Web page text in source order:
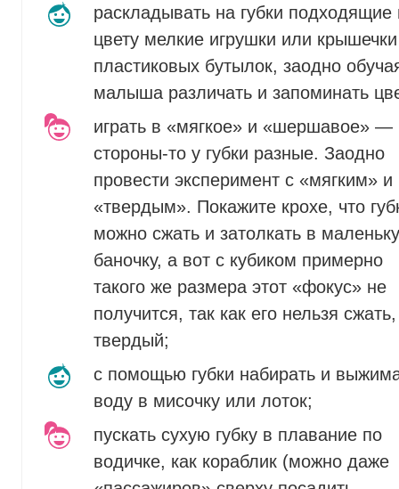
раскладывать на губки подходящие
цвету мелкие игрушки или
пластиковых бутылок, заодно
малыша различать и запоминать
играть в «мягкое» и «шершавое» —
стороны-то у губки разные. Заодно
провести эксперимент с «мягким» и
«твердым». Покажите крохе, что
можно сжать и затолкать в
баночку, а вот с кубиком примерно
такого же размера этот «фокус» не
получится, так как его нельзя
твердый;
с помощью губки набирать и
воду в мисочку или лоток;
пускать сухую губку в плавание по
водичке, как кораблик (можно даже